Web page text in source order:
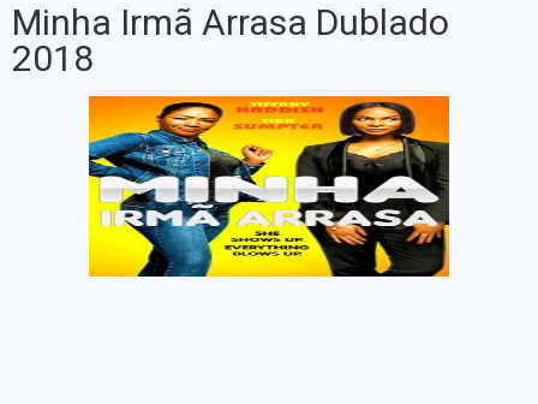
Minha Irmã Arrasa Dublado
2018